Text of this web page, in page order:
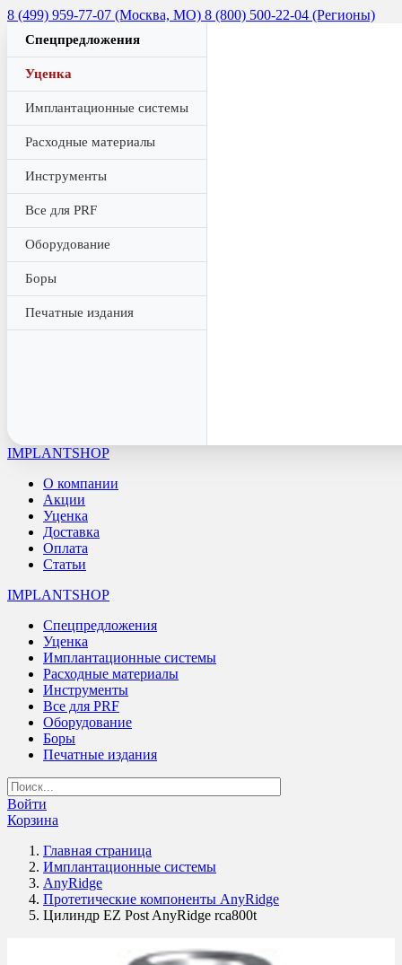
8 (499) 959-77-07 (Москва, МО) 8 (800) 500-22-04 (Регионы)
Спецпредложения
Уценка
Имплантационные системы
Расходные материалы
Инструменты
Все для PRF
Оборудование
Боры
Печатные издания
IMPLANTSHOP
О компании
Акции
Уценка
Доставка
Оплата
Статьи
IMPLANTSHOP
Спецпредложения
Уценка
Имплантационные системы
Расходные материалы
Инструменты
Все для PRF
Оборудование
Боры
Печатные издания
Войти
Корзина
Главная страница
Имплантационные системы
AnyRidge
Протетические компоненты AnyRidge
Цилиндр EZ Post AnyRidge rca800t